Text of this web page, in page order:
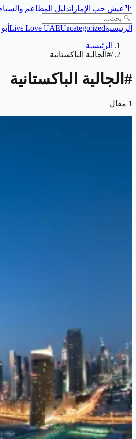
🌴عيش حب الإماراتدليل المطاعم
الرئيسية Live Love UAEUncategorized
الرئيسية
/#الجالية الباكستانية
# الجالية الباكستانية
1 مقال